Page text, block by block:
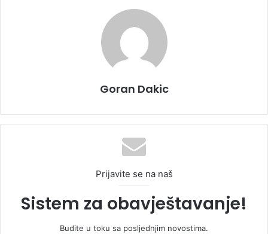
Goran Dakic
Prijavite se na naš
Sistem za obavještavanje!
Budite u toku sa posljednjim novostima.